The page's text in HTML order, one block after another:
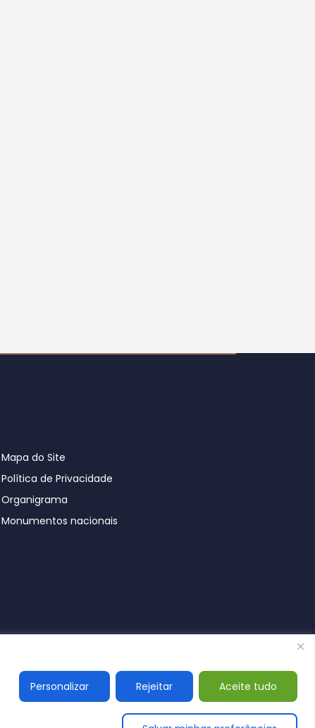
Personalizar Rejeitar Aceite tudo
Mapa do Site
Política de Privacidade
Organigrama
Monumentos nacionais